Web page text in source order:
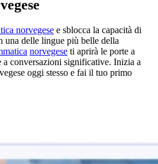
norvegese e sblocca la capacità di
una delle lingue più belle della
norvegese ti aprirà le porte a
a conversazioni significative. Inizia a
oggi stesso e fai il tuo primo